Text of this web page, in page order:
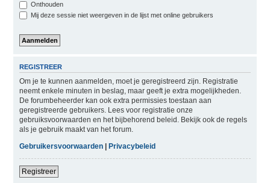
Onthouden
Mij deze sessie niet weergeven in de lijst met online gebruikers
REGISTREER
Om je te kunnen aanmelden, moet je geregistreerd zijn. Registratie
neemt enkele minuten in beslag, maar geeft je extra mogelijkheden.
De forumbeheerder kan ook extra permissies toestaan aan
geregistreerde gebruikers. Lees voor registratie onze
gebruiksvoorwaarden en het bijbehorend beleid. Bekijk ook de regels
als je gebruik maakt van het forum.
Gebruikersvoorwaarden| Privacybeleid
Registreer